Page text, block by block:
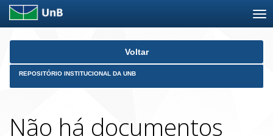
Skip
Voltar
REPOSITÓRIO INSTITUCIONAL DA UNB
Não há documentos